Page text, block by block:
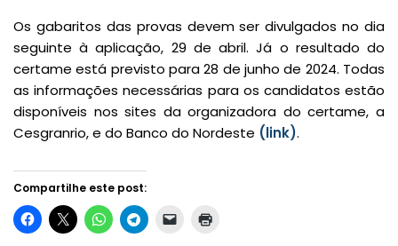
Os gabaritos das provas devem ser divulgados no dia
seguinte à aplicação, 29 de abril. Já o resultado do
certame está previsto para 28 de junho de 2024. Todas
as informações necessárias para os candidatos estão
disponíveis nos sites da organizadora do certame, a
Cesgranrio, e do Banco do Nordeste (link).
Compartilhe este post: